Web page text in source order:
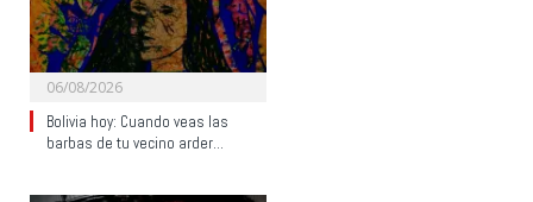
06/08/2026
Bolivia hoy: Cuando veas las
barbas de tu vecino arder…